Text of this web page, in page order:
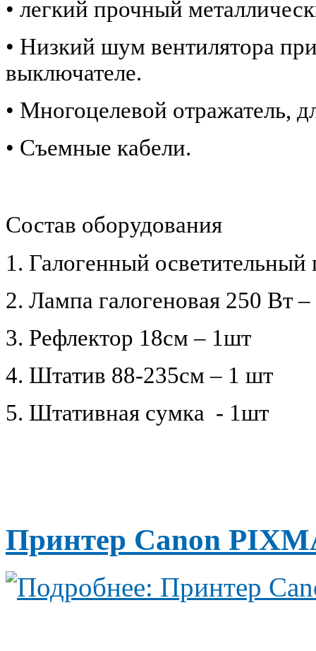
• легкий прочный
• Низкий шум вентилятора
выключателе.
• Многоцелевой отражатель,
• Съемные кабели.
Состав оборудования
1. Галогенный
2. Лампа галогеновая 250 Вт
3. Рефлектор 18см – 1шт
4. Штатив 88-235см – 1 шт
5. Штативная сумка - 1шт
Принтер Canon
Подробнее: Принтер